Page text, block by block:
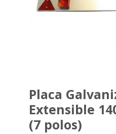
Placa
Extensible
(7 polos)